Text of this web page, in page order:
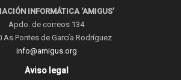
INFORMÁTICA ‘AMIGUS’
Apdo. de correos 134
As Pontes de García Rodríguez
info@amigus.org
Aviso legal